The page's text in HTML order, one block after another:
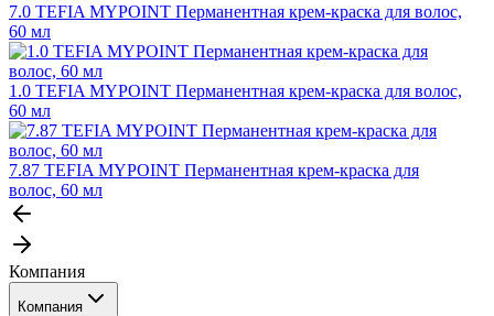
7.0 TEFIA MYPOINT Перманентная крем-краска для волос,
60 мл
1.0 TEFIA MYPOINT Перманентная крем-краска для волос,
60 мл
7.87 TEFIA MYPOINT Перманентная крем-краска для
волос, 60 мл
Компания
Компания